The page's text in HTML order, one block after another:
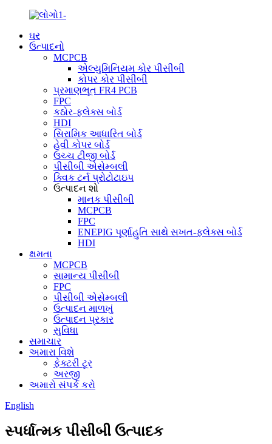
ઘર
ઉત્પાદનો
MCPCB
એલ્યુમિનિયમ કોર પીસીબી
કોપર કોર પીસીબી
પ્રમાણભૂત FR4 PCB
FPC
કઠોર-ફ્લેક્સ બોર્ડ
HDI
સિરામિક આધારિત બોર્ડ
હેવી કોપર બોર્ડ
ઉચ્ચ ટીજી બોર્ડ
પીસીબી એસેમ્બલી
ક્વિક ટર્ન પ્રોટોટાઇપ
ઉત્પાદન શો
માનક પીસીબી
MCPCB
FPC
ENEPIG પૂર્ણાહુતિ સાથે સખત-ફ્લેક્સ બોર્ડ
HDI
ક્ષમતા
MCPCB
સામાન્ય પીસીબી
FPC
પીસીબી એસેમ્બલી
ઉત્પાદન માળખું
ઉત્પાદન પ્રકાર
સુવિધા
સમાચાર
અમારા વિશે
ફેક્ટરી ટૂર
અરજી
અમારો સંપર્ક કરો
English
સ્પર્ધાત્મક પીસીબી ઉત્પાદક